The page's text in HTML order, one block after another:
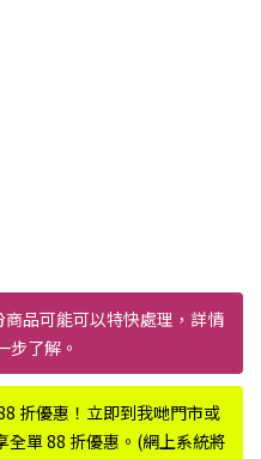
品可能可以特快處理，詳情
了解。
折優惠！立即到我哋門市或
全單 88 折優惠。(網上系統將